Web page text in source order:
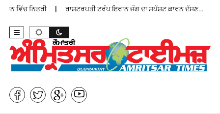
ਵਿੱਚ ਨਿਤਰੀ ਰਾਸ਼ਟਰਪਤੀ ਟਰੰਪ ਇਰਾਨ ਜੰਗ ਦਾ ਸਪੱਸ਼ਟ ਕਾਰਨ ਦੱਸਣ…